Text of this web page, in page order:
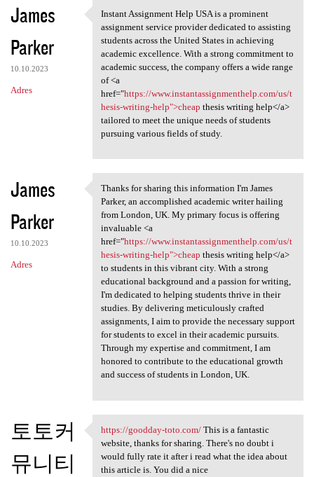
James
Parker
10.10.2023
Adres
Instant Assignment Help USA
Instant Assignment Help USA is a prominent
assignment service provider dedicated to assisting
students across the United States in achieving
academic excellence. With a strong commitment to
academic success, the company offers a wide range
of <a
href="https://www.instantassignmenthelp.com/us/t
hesis-writing-help">cheap thesis writing help</a>
tailored to meet the unique needs of students
pursuing various fields of study.
James
Parker
10.10.2023
Adres
Thanks for sharing this
Thanks for sharing this information I'm James
Parker, an accomplished academic writer hailing
from London, UK. My primary focus is offering
invaluable <a
href="https://www.instantassignmenthelp.com/us/t
hesis-writing-help">cheap thesis writing help</a>
to students in this vibrant city. With a strong
educational background and a passion for writing,
I'm dedicated to helping students thrive in their
studies. By delivering meticulously crafted
assignments, I aim to provide the necessary support
for students to excel in their academic pursuits.
Through my expertise and commitment, I am
honored to contribute to the educational growth
and success of students in London, UK.
토토커
뮤니티
https://goodday-toto.com/
https://goodday-toto.com/This is a fantastic
website, thanks for sharing. There's no doubt i
would fully rate it after i read what the idea about
this article is. You did a nice